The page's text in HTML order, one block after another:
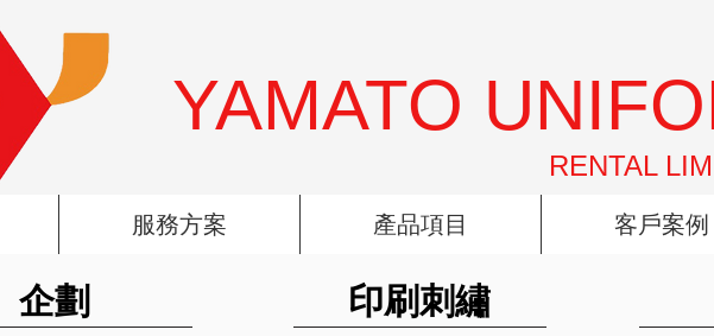
YAMATO
RENTAL
服務方案 產品項目 客戶案例
企劃
印刷刺繡